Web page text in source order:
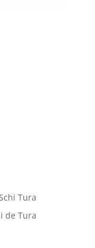
Tura
de Tura